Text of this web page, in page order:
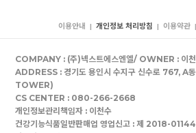
이용안내 | 개인정보 처리방침 | 이용약관 |
COMPANY : (주)넥스트에스엔엘/ OWNER : 이
ADDRESS : 경기도 용인시 수지구 신수로 767, A
TOWER)
CS CENTER : 080-266-2668
개인정보관리책임자 : 이천수
건강기능식품일반판매업 영업신고 : 제 2018-